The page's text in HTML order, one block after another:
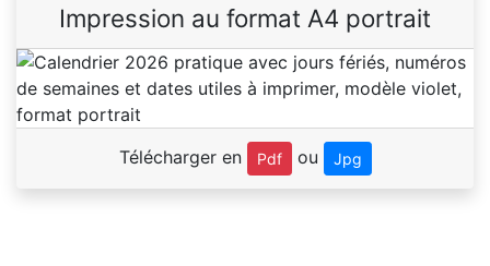
Impression au format A4 portrait
Télécharger en Pdf ou Jpg